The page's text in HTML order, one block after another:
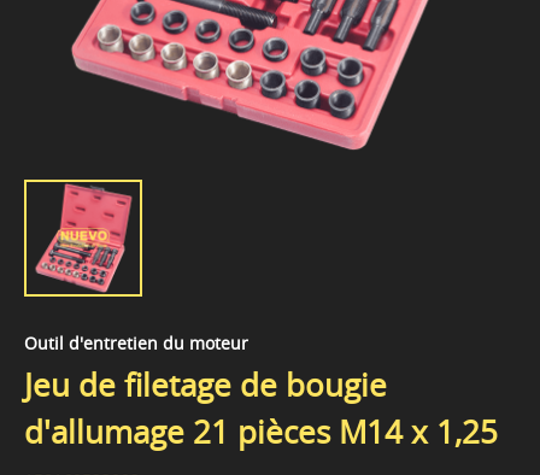
Outil d'entretien du moteur
Jeu de filetage de bougie
d'allumage 21 pièces M14 x 1,25